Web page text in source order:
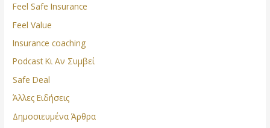
Feel Safe Insurance
Feel Value
Insurance coaching
Podcast Κι Αν Συμβεί
Safe Deal
Άλλες Ειδήσεις
Δημοσιευμένα Άρθρα